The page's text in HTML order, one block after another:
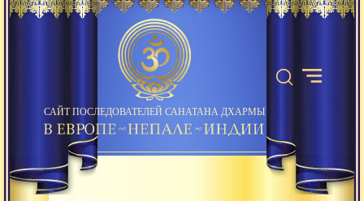
САЙТ ПОСЛЕДОВАТЕЛЕЙ САНАТАНА ДХАРМЫ